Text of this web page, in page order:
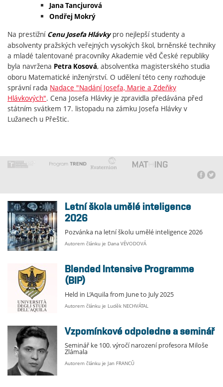
Jana Tancjurová
Ondřej Mokrý
Na prestižní Cenu Josefa Hlávkypro nejlepší studenty a
absolventy pražských veřejných vysokých škol, brněnské techniky
a mladé talentované pracovníky Akademie věd České republiky
byla navržena Petra Kosová, absolventka magisterského studia
oboru Matematické inženýrství. O udělení této ceny rozhoduje
správní rada Nadace "Nadání Josefa, Marie a Zdeňky
Hlávkových". Cena Josefa Hlávky je zpravidla předávána před
státním svátkem 17. listopadu na zámku Josefa Hlávky v
Lužanech u Přeštic.
Letní škola umělé inteligence
2026
Pozvánka na letní školu umělé inteligence 2026
Autorem článku je Dana VÉVODOVÁ
Blended Intensive Programme
(BIP)
Held in L’Aquila from June to July 2025
Autorem článku je Luděk NECHVÁTAL
Vzpomínkové odpoledne a seminář
Seminář ke 100. výročí narození profesora Miloše
Zlámala
Autorem článku je Jan FRANCŮ